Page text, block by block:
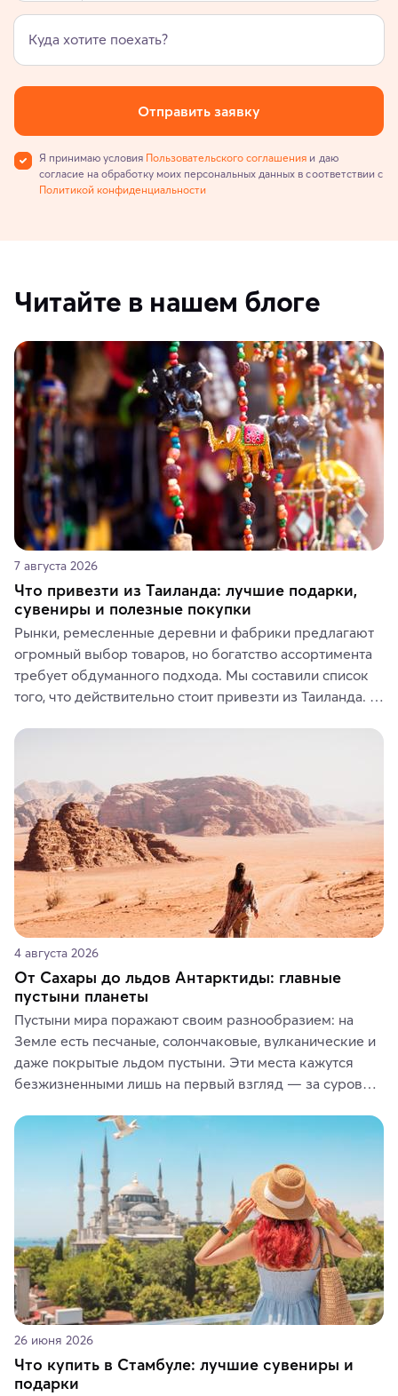
Куда хотите поехать?
Отправить заявку
Я принимаю условия Пользовательского соглашения и даю
согласие на обработку моих персональных данных в соответствии с
Политикой конфиденциальности
Читайте в нашем блоге
7 августа 2026
Что привезти из Таиланда: лучшие подарки,
сувениры и полезные покупки
Рынки, ремесленные деревни и фабрики предлагают
огромный выбор товаров, но богатство ассортимента
требует обдуманного подхода. Мы составили список
того, что действительно стоит привезти из Таиланда.
средства, одежду, украшения, предметы интерьера
где их купить.
4 августа 2026
От Сахары до льдов Антарктиды: главные
пустыни планеты
Пустыни мира поражают своим разнообразием: на
Земле есть песчаные, солончаковые, вулканические и
даже покрытые льдом пустыни. Эти места кажутся
безжизненными лишь на первый взгляд — за суровой
животные и маршруты, которые дарят одни из самых
ярких впечатлений от путешествий.
26 июня 2026
Что купить в Стамбуле: лучшие сувениры и
подарки